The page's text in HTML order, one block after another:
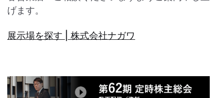
げます。
展示場を探す | 株式会社ナガワ